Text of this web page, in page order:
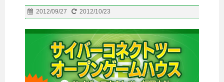
2012/09/27 2012/10/23